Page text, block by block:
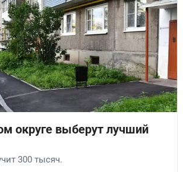
округе выберут лучший
300 тысяч.